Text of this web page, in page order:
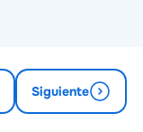
Siguiente